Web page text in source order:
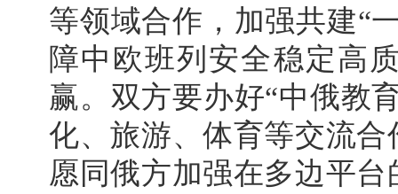
等领域合作，加强共建“
障中欧班列安全稳定高
赢。双方要办好“中俄教
化、旅游、体育等交流
愿同俄方加强在多边平